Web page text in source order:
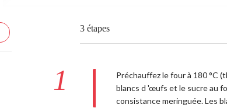
3 étapes
1
Préchauffez le four à 180 °C
blancs d 'œufs et le sucre au
consistance meringuée. Les